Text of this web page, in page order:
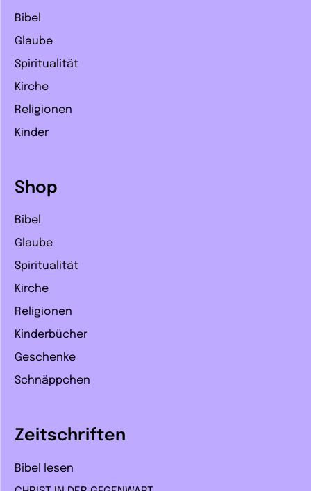
Bibel
Glaube
Spiritualität
Kirche
Religionen
Kinder
Shop
Bibel
Glaube
Spiritualität
Kirche
Religionen
Kinderbücher
Geschenke
Schnäppchen
Zeitschriften
Bibel lesen